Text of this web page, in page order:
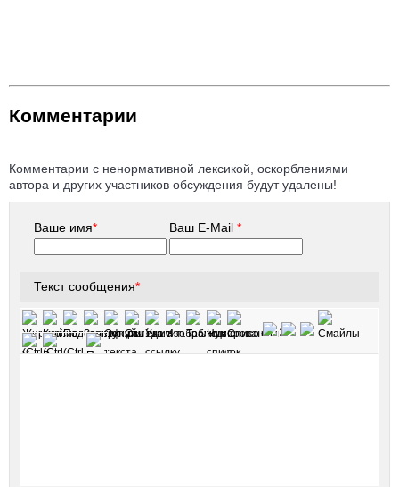
Комментарии
Комментарии с ненормативной лексикой, оскорблениями
автора и других участников обсуждения будут удалены!
Ваше имя* Ваш E-Mail*
Текст сообщения*